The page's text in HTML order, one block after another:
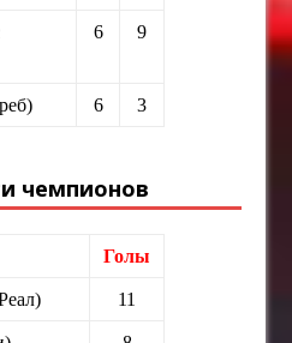
6 9
6 3
чемпионов
Голы
11